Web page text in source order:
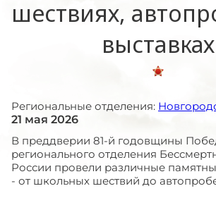
шествиях,
выставках
Региональные отделения:
21 мая 2026
В преддверии 81-й годовщины
регионального отделения
России провели различные
- от школьных шествий до